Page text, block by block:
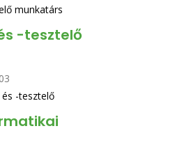
munkatárs
-tesztelő
-tesztelő